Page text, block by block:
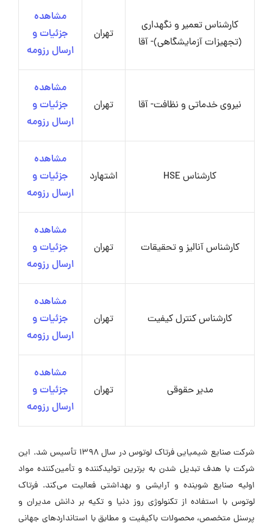
کارشناس تعمیر و نگهداری
(تجهیزات آزمایشگاهی)- آقا
تهران
مشاهده
جزئیات و
ارسال رزومه
نیروی خدماتی و نظافت- آقا تهران
مشاهده
جزئیات و
ارسال رزومه
کارشناس HSE اشتهارد
مشاهده
جزئیات و
ارسال رزومه
کارشناس آنالیز و تحقیقات تهران
مشاهده
جزئیات و
ارسال رزومه
کارشناس کنترل کیفیت تهران
مشاهده
جزئیات و
ارسال رزومه
مدیر حقوقی تهران
مشاهده
جزئیات و
ارسال رزومه
شرکت صنایع شیمیایی فرتاک لوتوس در سال ۱۳۹۸ تأسیس شد. این
شرکت با هدف تبدیل شدن به برترین تولیدکننده و تأمین‌کننده مواد
اولیه صنایع شوینده و آرایشی و بهداشتی فعالیت می‌کند. فرتاک
لوتوس با استفاده از تکنولوژی روز دنیا و تکیه بر دانش مدیران و
پرسنل متخصص، محصولات باکیفیت و مطابق با استانداردهای جهانی